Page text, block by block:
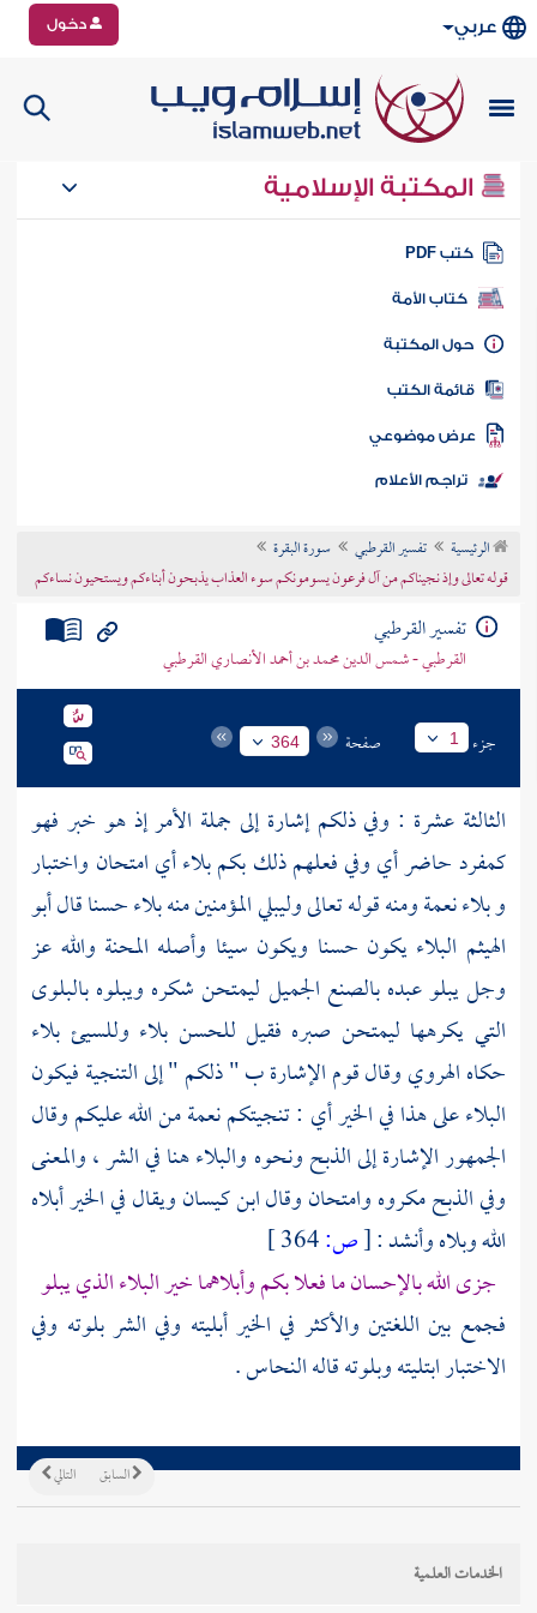
عربي دخول
المكتبة الإسلامية
كتب PDF
كتاب الأمة
المكتبة
الكتب
موضوعي
تراجم الأعلام
الرئيسية تفسير القرطبي
سورة البقرة
قوله تعالى وإذ نجيناكم من آل فرعون يسومونكم سوء العذاب يذبحون أبناءكم ويستحيون نساءكم
تفسير القرطبي
القرطبي - شمس الدين محمد بن أحمد الأنصاري القرطبي
جزء 1 صفحة 364
الثالثة عشرة : وفي ذلكم إشارة إلى جملة الأمر إذ هو خبر فهو
كمفرد حاضر أي وفي فعلهم ذلك بكم بلاء أي امتحان واختبار
و بلاء نعمة ومنه قوله تعالى وليبلي المؤمنين منه بلاء حسنا قالأبو
الهيثم البلاء يكون حسنا ويكون سيئا وأصله المحنة والله عز
وجل يبلو عبده بالصنع الجميل ليمتحن شكره ويبلوه بالبلوى
التي يكرهها ليمتحن صبره فقيل للحسن بلاء وللسيئ بلاء
حكاهالهرويوقال قوم الإشارة ب " ذلكم " إلى التنجية فيكون
البلاء على هذا في الخير أي : تنجيتكم نعمة من الله عليكم وقال
الجمهور الإشارة إلى الذبح ونحوه والبلاء هنا في الشر ، والمعنى
وفي الذبح مكروه وامتحان وقالابن كيسانويقال في الخير أبلاه
الله وبلاه وأنشد :[ص:
جزى الله بالإحسان ما فعلا بكم وأبلاهما خير البلاء الذي يبلو
فجمع بين اللغتين والأكثر في الخير أبليته وفي الشر بلوته وفي
الاختبار ابتليته وبلوته قالهالنحاس.
التالي السابق
الخدمات العلمية